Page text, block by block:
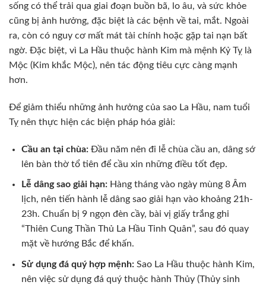
sống có thể trải qua giai đoạn buồn bã, lo âu, và sức khỏe
cũng bị ảnh hưởng, đặc biệt là các bệnh về tai, mắt. Ngoài
ra, còn có nguy cơ mất mát tài chính hoặc gặp tai nạn bất
ngờ. Đặc biệt, vì La Hầu thuộc hành Kim mà mệnh Kỷ Tỵ là
Mộc (Kim khắc Mộc), nên tác động tiêu cực càng mạnh
hơn.
Để giảm thiểu những ảnh hưởng của sao La Hầu, nam tuổi
Tỵ nên thực hiện các biện pháp hóa giải:
Cầu an tại chùa:Đầu năm nên đi lễ chùa cầu an, dâng sớ
lên bàn thờ tổ tiên để cầu xin những điều tốt đẹp.
Lễ dâng sao giải hạn:Hàng tháng vào ngày mùng 8 Âm
lịch, nên tiến hành lễ dâng sao giải hạn vào khoảng 21h-
23h. Chuẩn bị 9 ngọn đèn cầy, bài vị giấy trắng ghi
“Thiên Cung Thần Thủ La Hầu Tinh Quân”, sau đó quay
mặt về hướng Bắc để khấn.
Sử dụng đá quý hợp mệnh:Sao La Hầu thuộc hành Kim,
nên việc sử dụng đá quý thuộc hành Thủy (Thủy sinh